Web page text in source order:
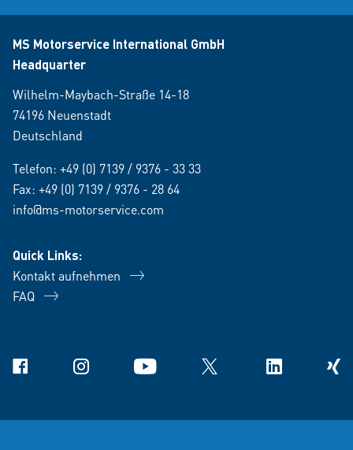
MS Motorservice International GmbH
Headquarter
Wilhelm-Maybach-Straße 14-18
74196 Neuenstadt
Deutschland
Telefon: +49 (0) 7139 / 9376 - 33 33
Fax: +49 (0) 7139 / 9376 - 28 64
info@ms-motorservice.com
Quick Links:
Kontakt aufnehmen
FAQ
Facebook Instagram YouTube X Linkedin Xing